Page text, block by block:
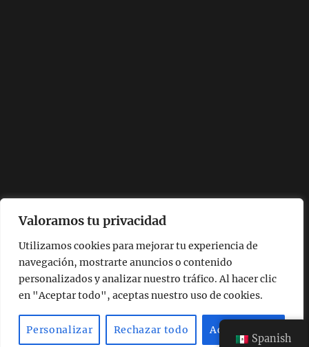
Valoramos tu privacidad
Utilizamos cookies para mejorar tu experiencia de
navegación, mostrarte anuncios o contenido
personalizados y analizar nuestro tráfico. Al hacer clic
en "Aceptar todo", aceptas nuestro uso de cookies.
Personalizar Rechazar todo Aceptar todo
Spanish